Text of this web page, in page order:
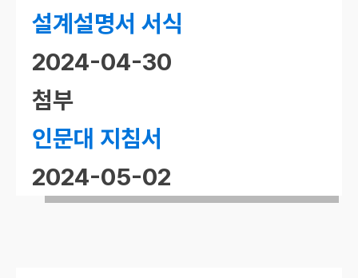
설계설명서 서식
2024-04-30
첨부
인문대 지침서
2024-05-02